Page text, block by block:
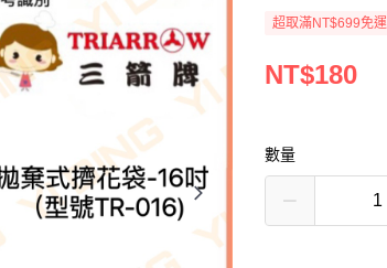
超取滿NT$699免運
NT$180
數量